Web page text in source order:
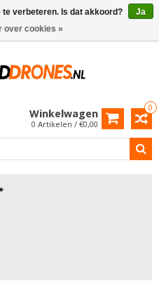
0
Winkelwagen
0 Artikelen / €0,00
verbeteren. Is dat akkoord?
Ja
over cookies »